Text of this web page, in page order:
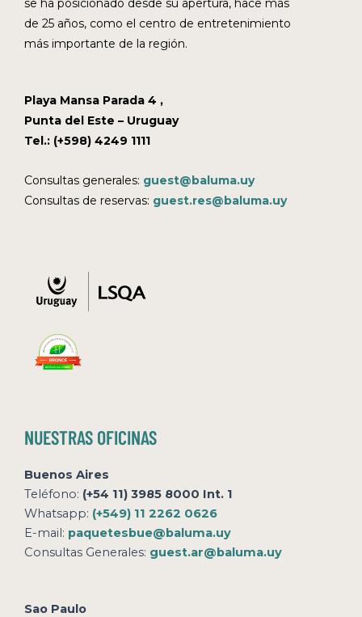
se ha posicionado desde su apertura, hace más
de 25 años, como el centro de entretenimiento
más importante de la región.
Playa Mansa Parada 4 ,
Punta del Este – Uruguay
Tel.: (+598) 4249 1111
Consultas generales: guest@baluma.uy
Consultas de reservas: guest.res@baluma.uy
NUESTRAS OFICINAS
Buenos Aires
Teléfono: (+54 11) 3985 8000 Int. 1
Whatsapp: (+549) 11 2262 0626
E-mail: paquetesbue@baluma.uy
Consultas Generales: guest.ar@baluma.uy
Sao Paulo